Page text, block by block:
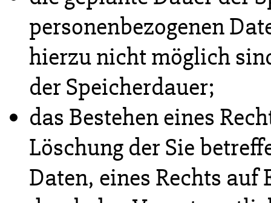
personenbezogenen
hierzu nicht möglich
der Speicherdauer;
das Bestehen eines
Löschung der Sie
Daten, eines Rechts